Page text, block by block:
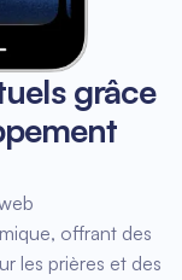
grâce
offrant des
les prières et des